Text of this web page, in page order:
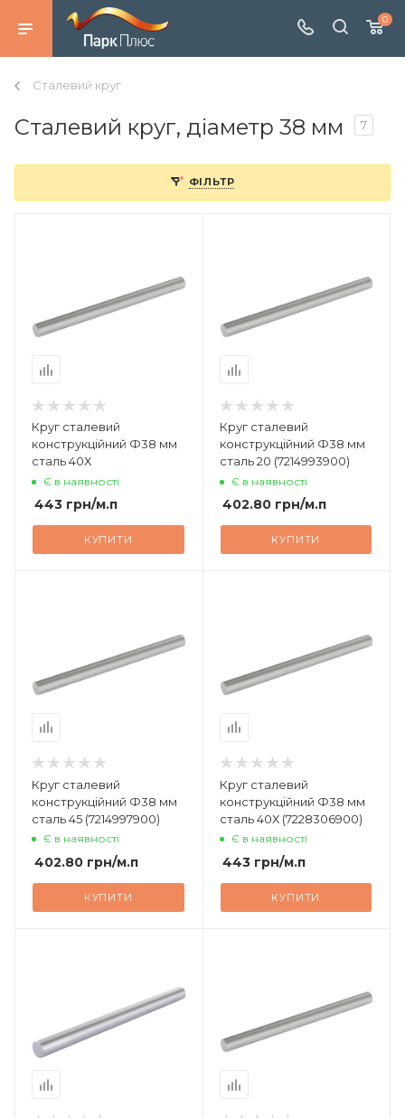
0
Сталевий круг
Сталевий круг, діаметр 38 мм 7
ФІЛЬТР
Круг сталевий
конструкційний Ф38 мм
сталь 40Х
Є в наявності
443 грн/м.п
КУПИТИ
Круг сталевий
конструкційний Ф38 мм
сталь 20 (7214993900)
Є в наявності
402.80грн/м.п
КУПИТИ
Круг сталевий
конструкційний Ф38 мм
сталь 45 (7214997900)
Є в наявності
402.80 грн/м.п
КУПИТИ
Круг сталевий
конструкційний Ф38 мм
сталь 40Х (7228306900)
Є в наявності
443грн/м.п
КУПИТИ